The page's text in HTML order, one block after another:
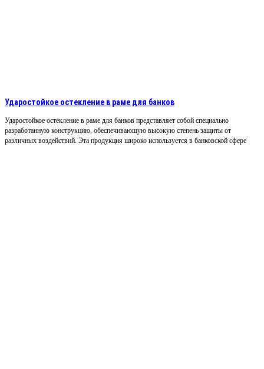
Ударостойкое остекление в раме для банков
Ударостойкое остекление в раме для банков представляет собой специально
разработанную конструкцию, обеспечивающую высокую степень защиты от
различных воздействий. Эта продукция широко используется в банковской сфере